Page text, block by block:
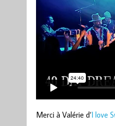
Merci à Valérie d’I love